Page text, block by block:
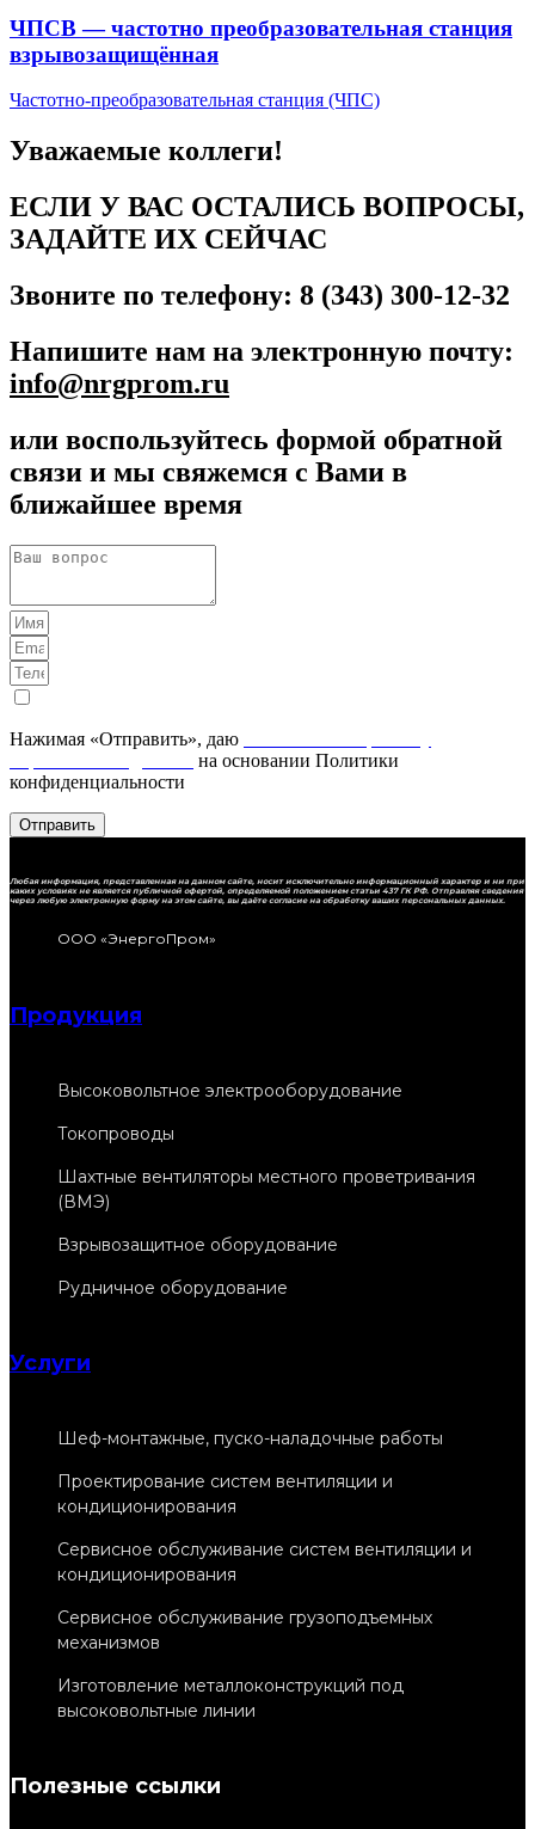
ЧПСВ — частотно преобразовательная станция
взрывозащищённая
Частотно-преобразовательная станция (ЧПС)
Уважаемые коллеги!
ЕСЛИ У ВАС ОСТАЛИСЬ ВОПРОСЫ,
ЗАДАЙТЕ ИХ СЕЙЧАС
Звоните по телефону: 8 (343) 300-12-32
Напишите нам на электронную почту:
info@nrgprom.ru
или воспользуйтесь формой обратной
связи и мы свяжемся с Вами в
ближайшее время
Нажимая «Отправить», даю
на основании Политики
конфиденциальности
Отправить
Любая информация, представленная на данном сайте, носит исключительно информационный характер и ни при
каких условиях не является публичной офертой, определяемой положением статьи 437 ГК РФ. Отправляя сведения
через любую электронную форму на этом сайте, вы даёте согласие на обработку ваших персональных данных.
ООО «ЭнергоПром»
Продукция
Высоковольтное электрооборудование
Токопроводы
Шахтные вентиляторы местного проветривания
(ВМЭ)
Взрывозащитное оборудование
Рудничное оборудование
Услуги
Шеф-монтажные, пуско-наладочные работы
Проектирование систем вентиляции и
кондиционирования
Сервисное обслуживание систем вентиляции и
кондиционирования
Сервисное обслуживание грузоподъемных
механизмов
Изготовление металлоконструкций под
высоковольтные линии
Полезные ссылки